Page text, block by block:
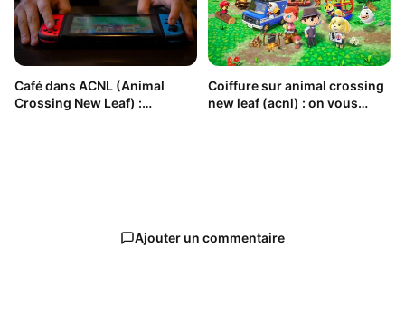
Café dans ACNL (Animal
Crossing New Leaf) :
Coiffure sur animal crossing
new leaf (acnl) : on vous
Ajouter un commentaire